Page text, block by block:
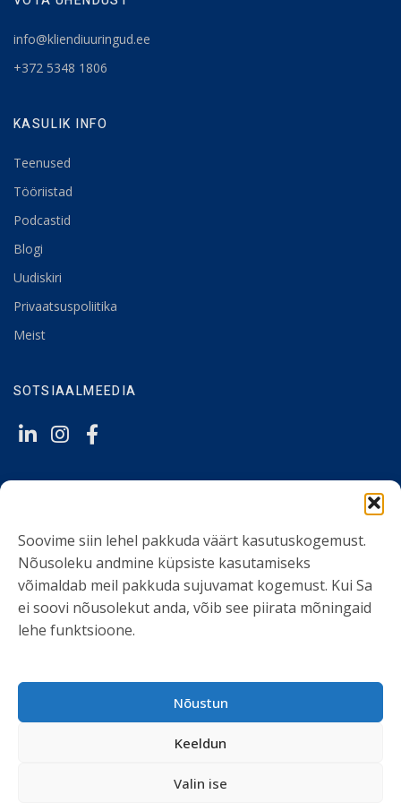
Soovime siin lehel pakkuda väärt kasutuskogemust.
Nõusoleku andmine küpsiste kasutamiseks
võimaldab meil pakkuda sujuvamat kogemust. Kui Sa
ei soovi nõusolekut anda, võib see piirata mõningaid
lehe funktsioone.
Nõustun
Keeldun
Valin ise
info@kliendiuuringud.ee
+372 5348 1806
KASULIK INFO
Teenused
Tööriistad
Podcastid
Blogi
Uudiskiri
Privaatsuspoliitika
Meist
SOTSIAALMEEDIA
Ole kursis meie tegemistega. Peame kinni
ja ei spämmi.